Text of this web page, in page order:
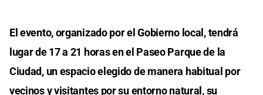
El evento, organizado por el Gobierno local, tendrá
lugar de 17 a 21 horas en el Paseo Parque de la
Ciudad, un espacio elegido de manera habitual por
vecinos y visitantes por su entorno natural, su